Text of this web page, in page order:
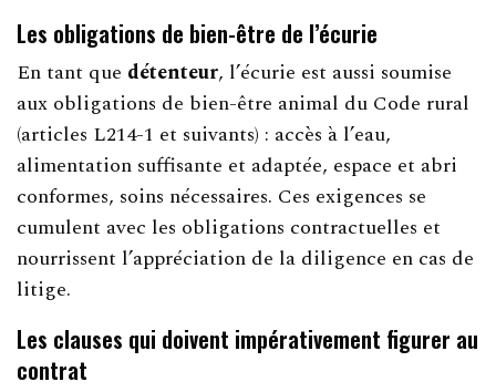
Les obligations de bien-être de l’écurie
En tant que détenteur, l’écurie est aussi soumise
aux obligations de bien-être animal du Code rural
(articles L214-1 et suivants) : accès à l’eau,
alimentation suffisante et adaptée, espace et abri
conformes, soins nécessaires. Ces exigences se
cumulent avec les obligations contractuelles et
nourrissent l’appréciation de la diligence en cas de
litige.
Les clauses qui doivent impérativement figurer au
contrat